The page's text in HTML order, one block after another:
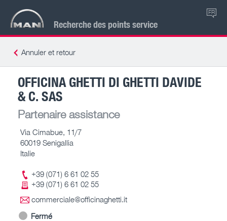
Recherche des points service
FR
Annuler et retour
OFFICINA GHETTI DI GHETTI DAVIDE
& C. SAS
Partenaire assistance
Via Cimabue, 11/7
60019 Senigallia
Italie
+39 (071) 6 61 02 55
+39 (071) 6 61 02 55
commerciale@officinaghetti.it
Fermé